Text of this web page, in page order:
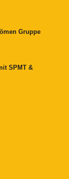
Gruppe
SPMT &